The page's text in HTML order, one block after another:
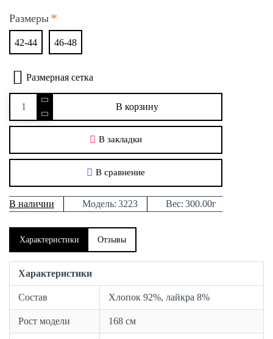
В наличии Модель: 3223 Вес: 300.00г
Размеры
42-44 46-48
В корзину
В закладки
В сравнение
Размерная сетка
Характеристики Отзывы
Характеристики
Состав Хлопок 92%, лайкра 8%
Рост модели 168 см